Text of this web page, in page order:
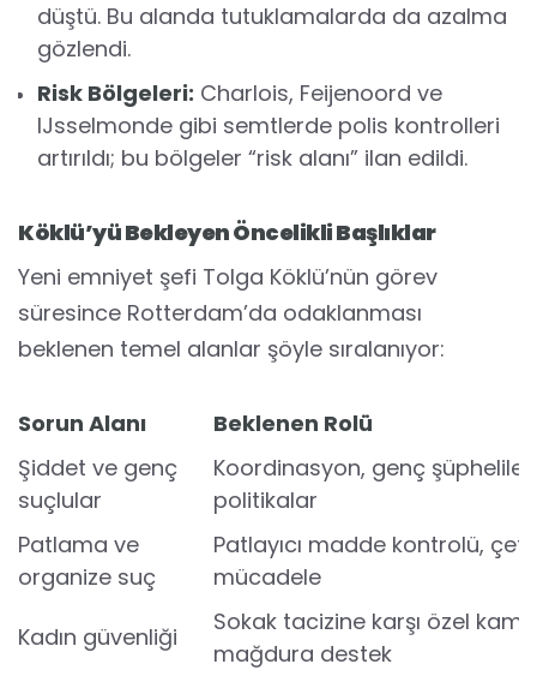
düştü. Bu alanda tutuklamalarda da azalma
gözlendi.
Risk Bölgeleri: Charlois, Feijenoord ve
IJsselmonde gibi semtlerde polis kontrolleri
artırıldı; bu bölgeler “risk alanı” ilan edildi.
Köklü’yü Bekleyen Öncelikli Başlıklar
Yeni emniyet şefi Tolga Köklü’nün görev
süresince Rotterdam’da odaklanması
beklenen temel alanlar şöyle sıralanıyor:
Sorun Alanı
Beklenen Rolü
Şiddet ve genç
suçlular
Koordinasyon, genç
politikalar
Patlama ve
organize suç
Patlayıcı madde kontrolü,
mücadele
Kadın güvenliği
Sokak tacizine karşı özel
mağdura destek